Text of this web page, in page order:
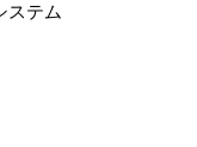
ステム